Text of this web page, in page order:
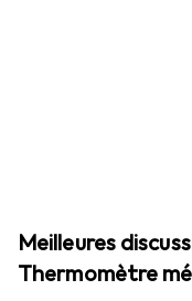
Meilleures
Thermomètre